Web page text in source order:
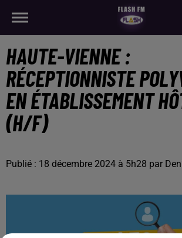
HAUTE-VIENNE :
RÉCEPTIONNISTE
EN ÉTABLISSEMENT
(H/F)
Publié : 18 décembre 2024 à 5h28 par